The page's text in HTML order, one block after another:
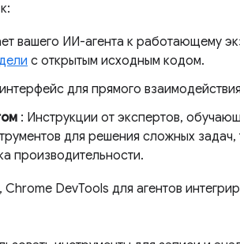
вашего ИИ-агента к работающему
с открытым исходным кодом.
для прямого
: Инструкции от экспертов,
для решения сложных задач,
производительности.
DevTools для агентов